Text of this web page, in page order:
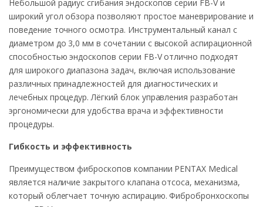
Небольшой радиус сгибания эндоскопов серии FB-V и
широкий угол обзора позволяют простое маневрирование и
поведение точного осмотра. Инструментальный канал с
диаметром до 3,0 мм в сочетании с высокой аспирационной
способностью эндоскопов серии FB-V отлично подходят
для широкого диапазона задач, включая использование
различных принадлежностей для диагностических и
лечебных процедур. Лёгкий блок управления разработан
эргономически для удобства врача и эффективности
процедуры.
Гибкость и эффективность
Преимуществом фиброскопов компании PENTAX Medical
является наличие закрытого клапана отсоса, механизма,
который облегчает точную аспирацию. Фибробронхоскопы